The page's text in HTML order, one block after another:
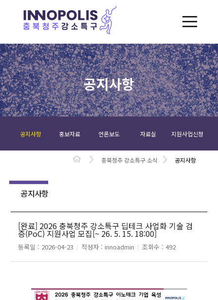
공지사항
공지사항 홍보자료 언론보도 자료실 지원사업신청
충북청주 강소특구 소식 공지사항
공지사항
[완료] 2026 충북청주 강소특구 딥테크 사업화 기술 검
증(PoC) 지원사업 모집[~ 26. 5. 15. 18:00]
등록일 : 2026-04-23 작성자 :innoadmin 조회수 : 492